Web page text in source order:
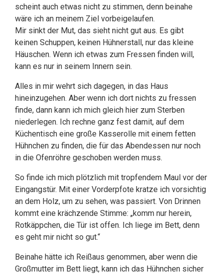
scheint auch etwas nicht zu stimmen, denn beinahe
wäre ich an meinem Ziel vorbeigelaufen.
Mir sinkt der Mut, das sieht nicht gut aus. Es gibt
keinen Schuppen, keinen Hühnerstall, nur das kleine
Häuschen. Wenn ich etwas zum Fressen finden will,
kann es nur in seinem Innern sein.
Alles in mir wehrt sich dagegen, in das Haus
hineinzugehen. Aber wenn ich dort nichts zu fressen
finde, dann kann ich mich gleich hier zum Sterben
niederlegen. Ich rechne ganz fest damit, auf dem
Küchentisch eine große Kasserolle mit einem fetten
Hühnchen zu finden, die für das Abendessen nur noch
in die Ofenröhre geschoben werden muss.
So finde ich mich plötzlich mit tropfendem Maul vor der
Eingangstür. Mit einer Vorderpfote kratze ich vorsichtig
an dem Holz, um zu sehen, was passiert. Von Drinnen
kommt eine krächzende Stimme: „komm nur herein,
Rotkäppchen, die Tür ist offen. Ich liege im Bett, denn
es geht mir nicht so gut.“
Beinahe hätte ich Reißaus genommen, aber wenn die
Großmutter im Bett liegt, kann ich das Hühnchen sicher